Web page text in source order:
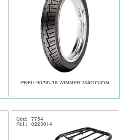
PNEU 90/90-18 WINNER MAGGION
Cód: 17754
Ref.: 10223014